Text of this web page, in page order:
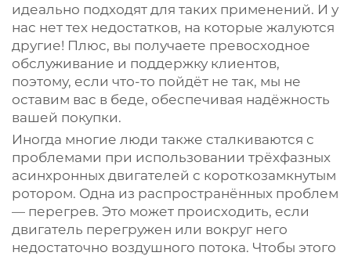
идеально подходят для таких применений. И у
нас нет тех недостатков, на которые жалуются
другие! Плюс, вы получаете превосходное
обслуживание и поддержку клиентов,
поэтому, если что-то пойдёт не так, мы не
оставим вас в беде, обеспечивая надёжность
вашей покупки.
Иногда многие люди также сталкиваются с
проблемами при использовании трёхфазных
асинхронных двигателей с короткозамкнутым
ротором. Одна из распространённых проблем
— перегрев. Это может происходить, если
двигатель перегружен или вокруг него
недостаточно воздушного потока. Чтобы этого